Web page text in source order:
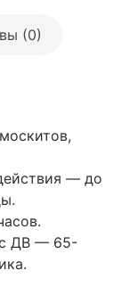
(0)
— до
с ДВ — 65-